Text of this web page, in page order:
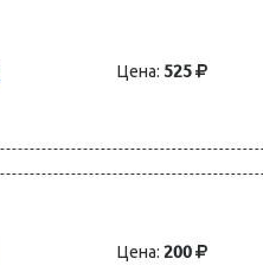
Цена: 525
Цена: 200